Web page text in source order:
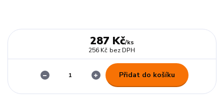
287 Kč/ks
256 Kč bez DPH
Přidat do košíku